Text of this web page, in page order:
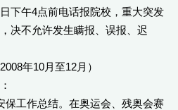
下午4点前电话报院校，重大突发
决不允许发生瞒报、误报、迟
年10月至12月）
工作总结。在奥运会、残奥会赛